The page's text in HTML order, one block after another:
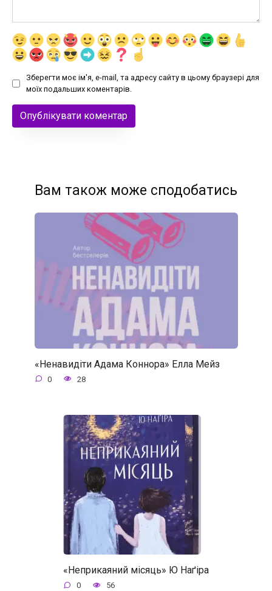
Зберегти моє ім'я, e-mail, та адресу сайту в цьому браузері для
моїх подальших коментарів.
Вам також може сподобатись
«Ненавидіти Адама Коннора» Елла Мейз
0 28
«Неприкаяний місяць» Ю Наґіра
0 56